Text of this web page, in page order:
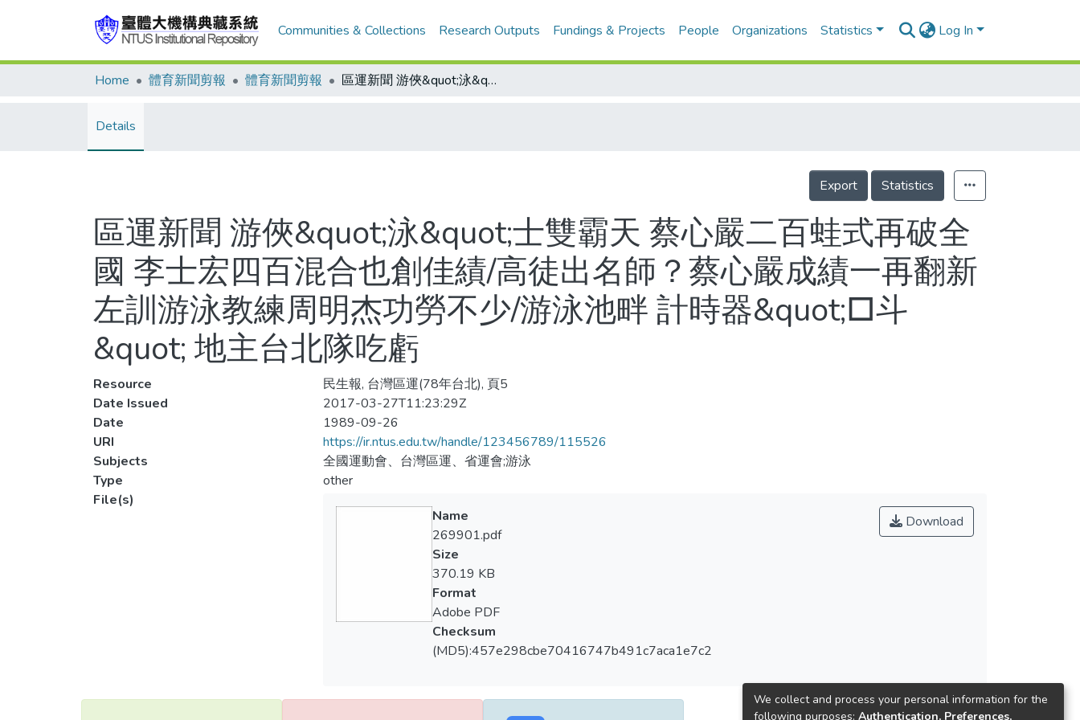
Communities & Collections Research Outputs Fundings & Projects People Organizations Statistics Log In
Home 體育新聞剪報 體育新聞剪報 區運新聞 游俠&quot;泳&quot;士雙霸天 蔡心嚴二百蛙式再破全國 李士宏四百混合也創佳績/高徒出名師？蔡心嚴成績一再翻新 左訓游泳教練周明杰功勞不少/游泳池畔 計時器&quot;□斗&quot; 地主台北隊吃虧
Details
Export Statistics
區運新聞 游俠&quot;泳&quot;士雙霸天 蔡心嚴二百蛙式再破全
國 李士宏四百混合也創佳績/高徒出名師？蔡心嚴成績一再翻新
左訓游泳教練周明杰功勞不少/游泳池畔 計時器&quot;□斗
&quot; 地主台北隊吃虧
Resource
民生報, 台灣區運(78年台北), 頁5
Date Issued
2017-03-27T11:23:29Z
Date
1989-09-26
URI
https://ir.ntus.edu.tw/handle/123456789/115526
Subjects
全國運動會、台灣區運、省運會;游泳
Type
other
File(s)
Download
Name
269901.pdf
Size
370.19 KB
Format
Adobe PDF
Checksum
(MD5):457e298cbe70416747b491c7aca1e7c2
We collect and process your personal information for the
following purposes: Authentication, Preferences,